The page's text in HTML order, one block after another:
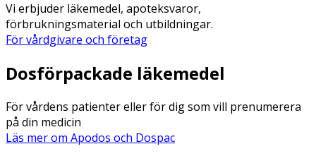
Vi erbjuder läkemedel, apoteksvaror,
förbrukningsmaterial och utbildningar.
För vårdgivare och företag
Dosförpackade läkemedel
För vårdens patienter eller för dig som vill prenumerera
på din medicin
Läs mer om Apodos och Dospac